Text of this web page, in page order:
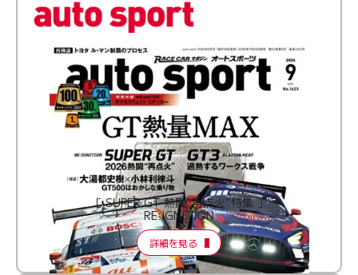
［ SUPER GT 熱闘“再点火”特集 ］
RE:IGNITION
詳細を見る